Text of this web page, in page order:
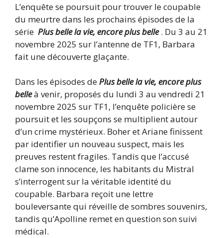
L’enquête se poursuit pour trouver le coupable
du meurtre dans les prochains épisodes de la
série Plus belle la vie, encore plus belle . Du 3 au 21
novembre 2025 sur l’antenne de TF1, Barbara
fait une découverte glaçante.
Dans les épisodes dePlus belle la vie, encore plus
belleà venir, proposés du lundi 3 au vendredi 21
novembre 2025 sur TF1, l’enquête policière se
poursuit et les soupçons se multiplient autour
d’un crime mystérieux. Boher et Ariane finissent
par identifier un nouveau suspect, mais les
preuves restent fragiles. Tandis que l’accusé
clame son innocence, les habitants du Mistral
s’interrogent sur la véritable identité du
coupable. Barbara reçoit une lettre
bouleversante qui réveille de sombres souvenirs,
tandis qu’Apolline remet en question son suivi
médical.